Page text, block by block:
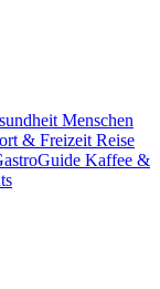
Menschen
& Freizeit Reise
Kaffee &